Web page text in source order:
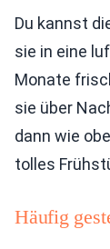
Du kannst
sie in eine
Monate
sie über
dann wie
tolles
Häufig